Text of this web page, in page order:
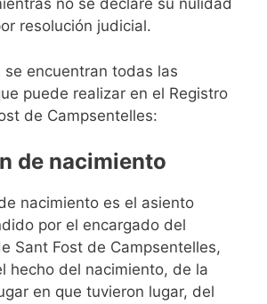
no se declare su nulidad
resolución judicial.
se encuentran todas las
puede realizar en el Registro
de Campsentelles:
de nacimiento
nacimiento es el asiento
por el encargado del
Sant Fost de Campsentelles,
hecho del nacimiento, de la
en que tuvieron lugar, del